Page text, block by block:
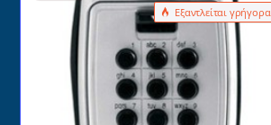
Εξαντλείται γρήγορα